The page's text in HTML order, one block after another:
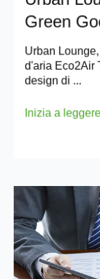
Green
Urban
d'aria Eco2Air
design di ...
Inizia a leggere